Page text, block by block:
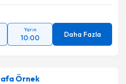
Yarın
10:00 Daha Fazla
Örnek